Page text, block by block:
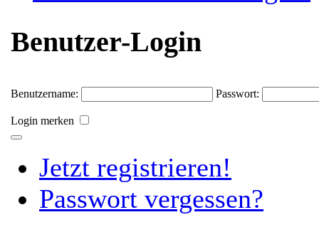
Benutzer-Login
Benutzername: Passwort:
Login merken
Jetzt registrieren!
Passwort vergessen?